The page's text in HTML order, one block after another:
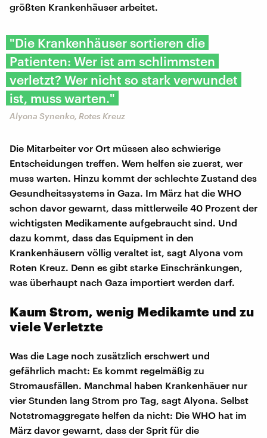
größten Krankenhäuser arbeitet.
"Die Krankenhäuser sortieren die
Patienten: Wer ist am schlimmsten
verletzt? Wer nicht so stark verwundet
ist, muss warten."
Alyona Synenko, Rotes Kreuz
Die Mitarbeiter vor Ort müssen also schwierige
Entscheidungen treffen. Wem helfen sie zuerst, wer
muss warten. Hinzu kommt der schlechte Zustand des
Gesundheitssystems in Gaza. Im März hat die WHO
schon davor gewarnt, dass mittlerweile 40 Prozent der
wichtigsten Medikamente aufgebraucht sind. Und
dazu kommt, dass das Equipment in den
Krankenhäusern völlig veraltet ist, sagt Alyona vom
Roten Kreuz. Denn es gibt starke Einschränkungen,
was überhaupt nach Gaza importiert werden darf.
Kaum Strom, wenig Medikamte und zu
viele Verletzte
Was die Lage noch zusätzlich erschwert und
gefährlich macht: Es kommt regelmäßig zu
Stromausfällen. Manchmal haben Krankenhäuer nur
vier Stunden lang Strom pro Tag, sagt Alyona. Selbst
Notstromaggregate helfen da nicht: Die WHO hat im
März davor gewarnt, dass der Sprit für die